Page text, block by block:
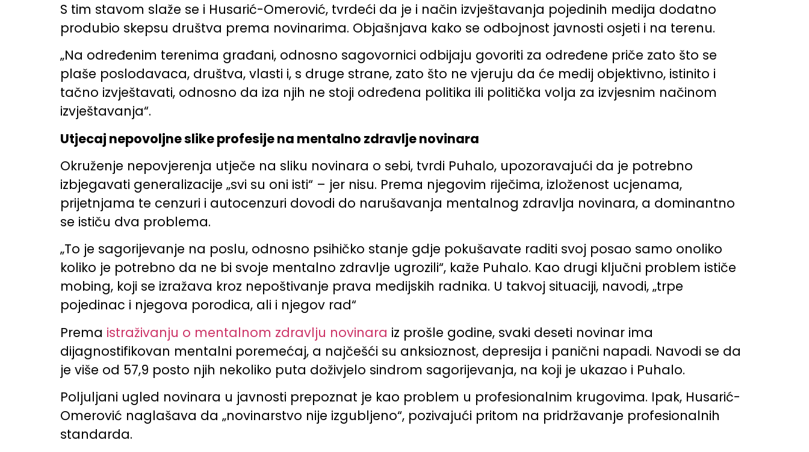
S tim stavom slaže se i Husarić-Omerović, tvrdeći da je i način izvještavanja pojedinih medija dodatno
produbio skepsu društva prema novinarima. Objašnjava kako se odbojnost javnosti osjeti i na terenu.
„Na određenim terenima građani, odnosno sagovornici odbijaju govoriti za određene priče zato što se
plaše poslodavaca, društva, vlasti i, s druge strane, zato što ne vjeruju da će medij objektivno, istinito i
tačno izvještavati, odnosno da iza njih ne stoji određena politika ili politička volja za izvjesnim načinom
izvještavanja“.
Utjecaj nepovoljne slike profesije na mentalno zdravlje novinara
Okruženje nepovjerenja utječe na sliku novinara o sebi, tvrdi Puhalo, upozoravajući da je potrebno
izbjegavati generalizacije „svi su oni isti“ – jer nisu. Prema njegovim riječima, izloženost ucjenama,
prijetnjama te cenzuri i autocenzuri dovodi do narušavanja mentalnog zdravlja novinara, a dominantno
se ističu dva problema.
„To je sagorijevanje na poslu, odnosno psihičko stanje gdje pokušavate raditi svoj posao samo onoliko
koliko je potrebno da ne bi svoje mentalno zdravlje ugrozili“, kaže Puhalo. Kao drugi ključni problem ističe
mobing, koji se izražava kroz nepoštivanje prava medijskih radnika. U takvoj situaciji, navodi, „trpe
pojedinac i njegova porodica, ali i njegov rad“
Prema istraživanju o mentalnom zdravlju novinara iz prošle godine, svaki deseti novinar ima
dijagnostifikovan mentalni poremećaj, a najčešći su anksioznost, depresija i panični napadi. Navodi se da
je više od 57,9 posto njih nekoliko puta doživjelo sindrom sagorijevanja, na koji je ukazao i Puhalo.
Poljuljani ugled novinara u javnosti prepoznat je kao problem u profesionalnim krugovima. Ipak, Husarić-
Omerović naglašava da „novinarstvo nije izgubljeno“, pozivajući pritom na pridržavanje profesionalnih
standarda.